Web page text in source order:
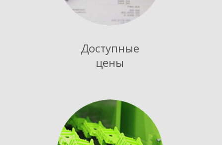
Доступные
цены